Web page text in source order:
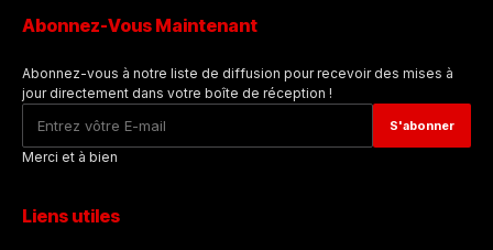
Abonnez-Vous Maintenant
Abonnez-vous à notre liste de diffusion pour recevoir des mises à
jour directement dans votre boîte de réception !
Merci et à bien
Liens utiles